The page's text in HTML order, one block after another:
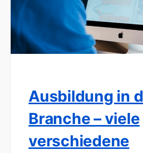
Ausbildung in
Branche – viele
verschiedene